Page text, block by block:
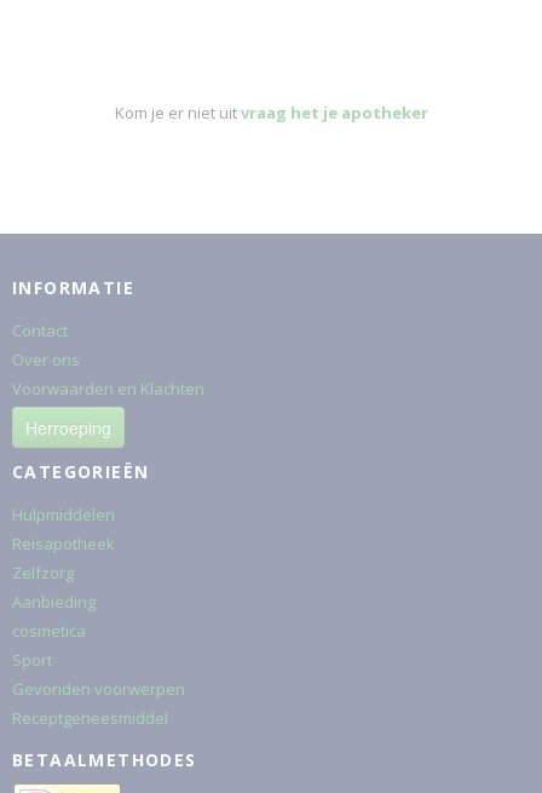
Kom je er niet uitvraag het je apotheker
INFORMATIE
Contact
Over ons
Voorwaarden en Klachten
Herroeping
CATEGORIEËN
Hulpmiddelen
Reisapotheek
Zelfzorg
Aanbieding
cosmetica
Sport
Gevonden voorwerpen
Receptgeneesmiddel
BETAALMETHODES